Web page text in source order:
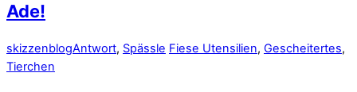
Ade!
skizzenblogAntwort, Spässle Fiese Utensilien, Gescheitertes,
Tierchen